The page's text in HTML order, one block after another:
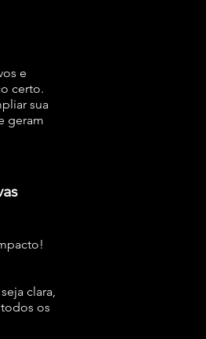
e
certo.
sua
geram
clara,
os